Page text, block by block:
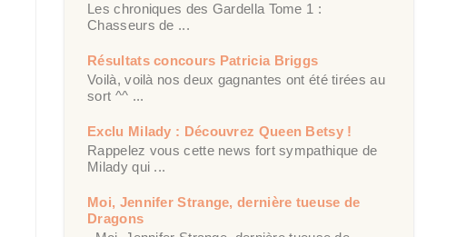
Les chroniques des Gardella Tome 1 :
Chasseurs de ...
Résultats concours Patricia Briggs
Voilà, voilà nos deux gagnantes ont été tirées au
sort ^^ ...
Exclu Milady : Découvrez Queen Betsy !
Rappelez vous cette news fort sympathique de
Milady qui ...
Moi, Jennifer Strange, dernière tueuse de
Dragons